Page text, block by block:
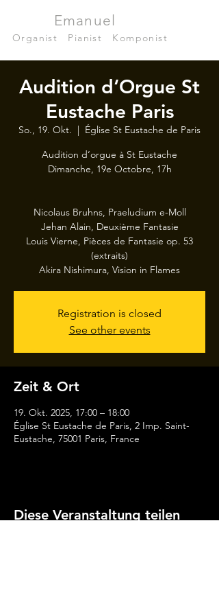
Emanuel
Organist Pianist Komponist
Audition d‘Orgue St
Eustache Paris
So., 19. Okt.
  |
Église St Eustache de Paris
Audition d‘orgue à St Eustache
Dimanche, 19e Octobre, 17h
Nicolaus Bruhns, Praeludium e-Moll
Jehan Alain, Deuxième Fantasie
Louis Vierne, Pièces de Fantasie op. 53
(extraits)
Akira Nishimura, Vision in Flames
Registration is closed
See other events
Zeit & Ort
19. Okt. 2025, 17:00 – 18:00
Église St Eustache de Paris, 2 Imp. Saint-
Eustache, 75001 Paris, France
Diese Veranstaltung teilen